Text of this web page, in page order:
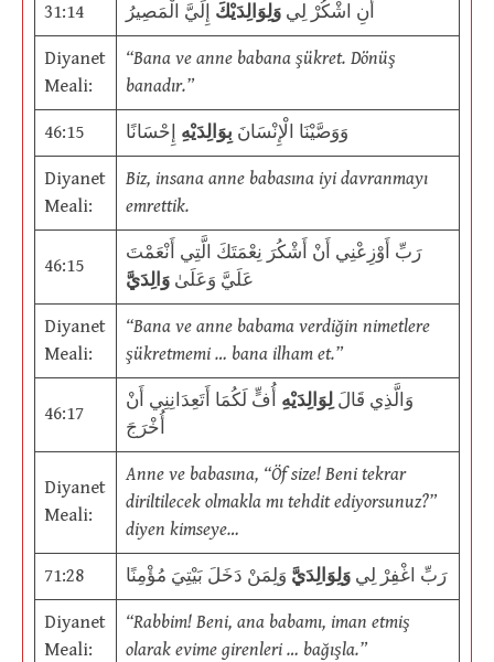
31:14 أَنِ اشْكُرْ لِي وَلِوَالِدَيْكَ إِلَيَّ الْمَصِيرُ
Diyanet
Meali:
“Bana ve anne babana şükret. Dönüş
banadır.”
46:15 وَوَصَّيْنَا الْإِنْسَانَ بِوَالِدَيْهِ إِحْسَانًا
Diyanet
Meali:
Biz, insana anne babasına iyi davranmayı
emrettik.
46:15
رَبِّ أَوْزِعْنِي أَنْ أَشْكُرَ نِعْمَتَكَ الَّتِي أَنْعَمْتَ
عَلَيَّ وَعَلَىٰ وَالِدَيَّ
Diyanet
Meali:
“Bana ve anne babama verdiğin nimetlere
şükretmemi … bana ilham et.”
46:17
وَالَّذِي قَالَلِوَالِدَيْهِ أُفٍّ لَكُمَا أَتَعِدَانِنِي أَنْ
أُخْرَجَ
Diyanet
Meali:
Anne ve babasına, “Öf size! Beni tekrar
diriltilecek olmakla mı tehdit ediyorsunuz?”
diyen kimseye…
71:28 رَبِّ اغْفِرْ لِي وَلِوَالِدَيَّ وَلِمَنْ دَخَلَ بَيْتِيَ مُؤْمِنًا
Diyanet
Meali:
“Rabbim! Beni, ana babamı, iman etmiş
olarak evime girenleri … bağışla.”